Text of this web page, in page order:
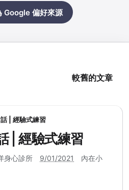
Google 偏好來源
較舊的文章
| 經驗式練習
| 經驗式練習
身心診所 9/01/2021
內在小